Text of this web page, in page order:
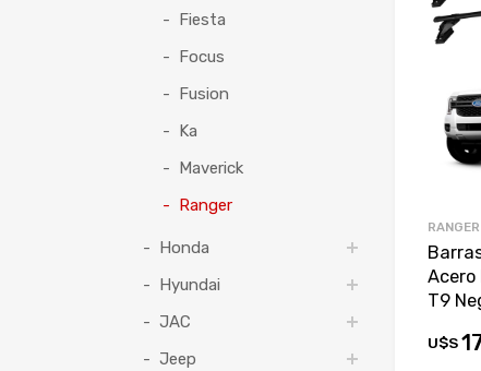
RANGER
Acero
T9
U$S
Fiesta
Focus
Fusion
Ka
Maverick
Ranger
Honda
Hyundai
JAC
Jeep